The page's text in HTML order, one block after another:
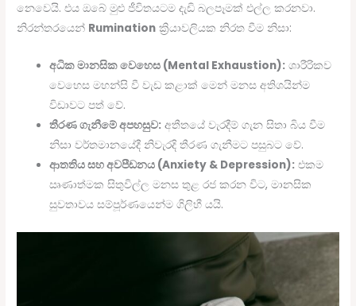
නෙවෙයි. එය ඔබේ මුළු ජීවිතයටම දැඩි බලපෑමක් එල්ල කරනවා.
නිරන්තරයෙන් Rumination ක්‍රියාවලියක නිරත වීම නිසා:
අධික මානසික වෙහෙස (Mental Exhaustion): ශාරීරිකව
වෙහෙස මහන්සි වී වැඩ කළාක් මෙන් මනස අතිශයින්ම
විඩාවට පත් වේ.
තීරණ ගැනීමේ අපහසුව: අතීතයේ වැරදීම් ගැන සිතා බිය වීම
නිසා වර්තමානයේදී නිවැරදි තීරණ ගැනීමට පසුබට වේ.
ආතතිය සහ අවපීඩනය (Anxiety & Depression): එකම
ඍණාත්මක සිතුවිල්ල මනස තුළ රජ කරන විට, මානසික
සුවතාවය සම්පූර්ණයෙන්ම ගිලිහී යයි.